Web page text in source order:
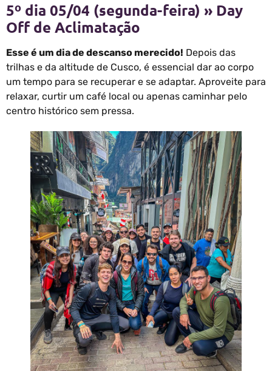
5º dia 05/04 (segunda-feira) » Day
Off de Aclimatação
Esse é um dia de descanso merecido! Depois das
trilhas e da altitude de Cusco, é essencial dar ao corpo
um tempo para se recuperar e se adaptar. Aproveite para
relaxar, curtir um café local ou apenas caminhar pelo
centro histórico sem pressa.